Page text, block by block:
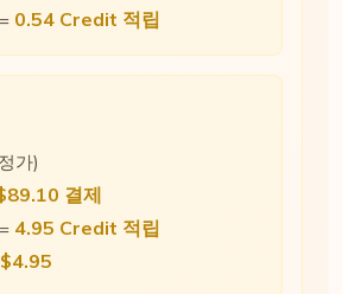
0.54 Credit 적립
가)
결제
4.95 Credit 적립
$4.95